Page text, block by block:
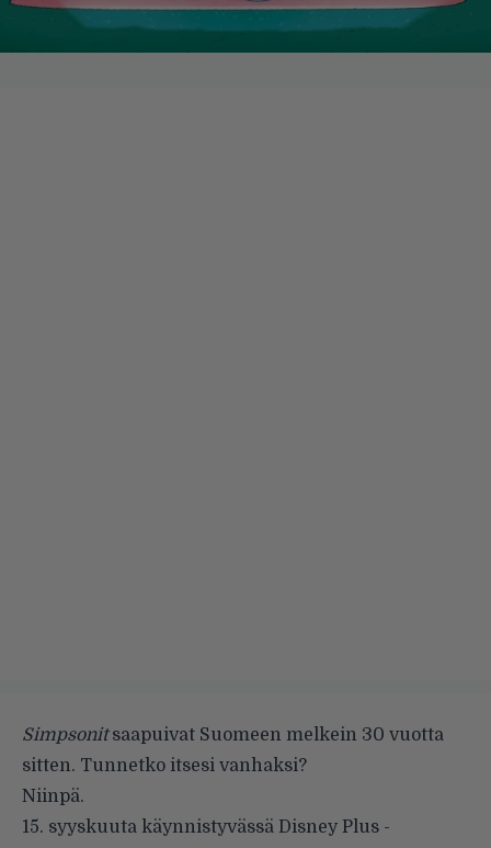
Simpsonitsaapuivat Suomeen melkein 30 vuotta
sitten. Tunnetko itsesi vanhaksi?
Niinpä.
15. syyskuuta käynnistyvässä Disney Plus -